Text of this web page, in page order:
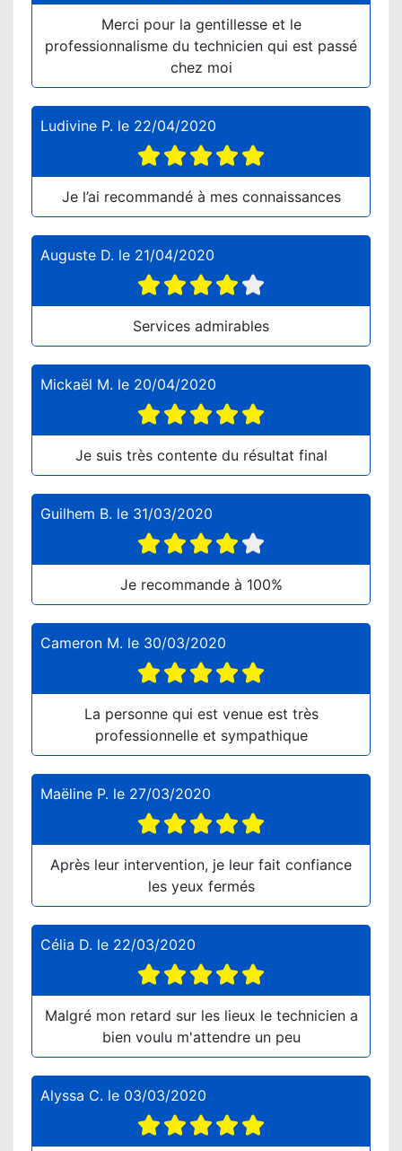
Merci pour la gentillesse et le
professionnalisme du technicien qui est passé
chez moi
Ludivine P. le 22/04/2020
Je l’ai recommandé à mes connaissances
Auguste D. le 21/04/2020
Services admirables
Mickaël M. le 20/04/2020
Je suis très contente du résultat final
Guilhem B. le 31/03/2020
Je recommande à 100%
Cameron M. le 30/03/2020
La personne qui est venue est très
professionnelle et sympathique
Maëline P. le 27/03/2020
Après leur intervention, je leur fait confiance
les yeux fermés
Célia D. le 22/03/2020
Malgré mon retard sur les lieux le technicien a
bien voulu m'attendre un peu
Alyssa C. le 03/03/2020